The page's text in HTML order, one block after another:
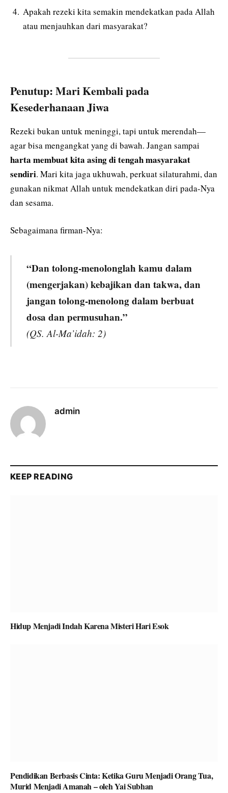
Apakah rezeki kita semakin mendekatkan pada Allah
atau menjauhkan dari masyarakat?
Penutup: Mari Kembali pada
Kesederhanaan Jiwa
Rezeki bukan untuk meninggi, tapi untuk merendah—
agar bisa mengangkat yang di bawah. Jangan sampai
harta membuat kita asing di tengah masyarakat
sendiri. Mari kita jaga ukhuwah, perkuat silaturahmi, dan
gunakan nikmat Allah untuk mendekatkan diri pada-Nya
dan sesama.
Sebagaimana firman-Nya:
“Dan tolong-menolonglah kamu dalam
(mengerjakan) kebajikan dan takwa, dan
jangan tolong-menolong dalam berbuat
dosa dan permusuhan.”
(QS. Al-Ma’idah: 2)
admin
KEEP READING
Hidup Menjadi Indah Karena Misteri Hari Esok
Pendidikan Berbasis Cinta: Ketika Guru Menjadi Orang Tua,
Murid Menjadi Amanah – oleh Yai Subhan